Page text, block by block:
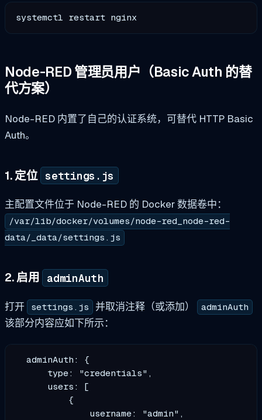
Node-RED 管理员用户（Basic Auth 的替
代方案）
Node-RED 内置了自己的认证系统，可替代 HTTP Basic
Auth。
1. 定位 settings.js
主配置文件位于 Node-RED 的 Docker 数据卷中：
/var/lib/docker/volumes/node-red_node-red-
data/_data/settings.js
2. 启用 adminAuth
打开 settings.js 并取消注释（或添加） adminAuth
该部分内容应如下所示：
  adminAuth: {
      type: "credentials",
      users: [
          {
              username: "admin",